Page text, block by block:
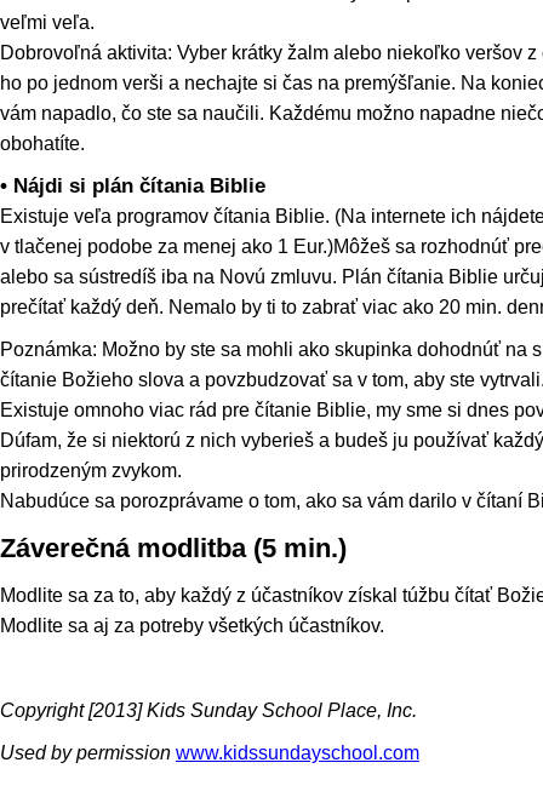
veľmi veľa.
Dobrovoľná aktivita: Vyber krátky žalm alebo niekoľko veršov
ho po jednom verši a nechajte si čas na premýšľanie. Na
vám napadlo, čo ste sa naučili. Každému možno napadne
obohatíte.
• Nájdi si plán čítania Biblie
Existuje veľa programov čítania Biblie. (Na internete ich
v tlačenej podobe za menej ako 1 Eur.)Môžeš sa rozhodnúť
alebo sa sústredíš iba na Novú zmluvu. Plán čítania Biblie
prečítať každý deň. Nemalo by ti to zabrať viac ako 20 min.
Poznámka: Možno by ste sa mohli ako skupinka dohodnúť na
čítanie Božieho slova a povzbudzovať sa v tom, aby ste
Existuje omnoho viac rád pre čítanie Biblie, my sme si dnes
Dúfam, že si niektorú z nich vyberieš a budeš ju používať
prirodzeným zvykom.
Nabudúce sa porozprávame o tom, ako sa vám darilo v čítaní
Záverečná modlitba (5 min.)
Modlite sa za to, aby každý z účastníkov získal túžbu čítať
Modlite sa aj za potreby všetkých účastníkov.
Copyright [2013] Kids Sunday School Place, Inc.
Used by permission www.kidssundayschool.com